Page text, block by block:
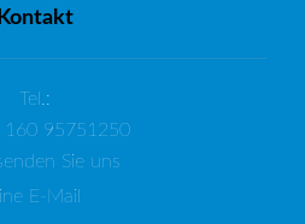
Kontakt
Tel.:
160 95751250
Sie uns
E-Mail